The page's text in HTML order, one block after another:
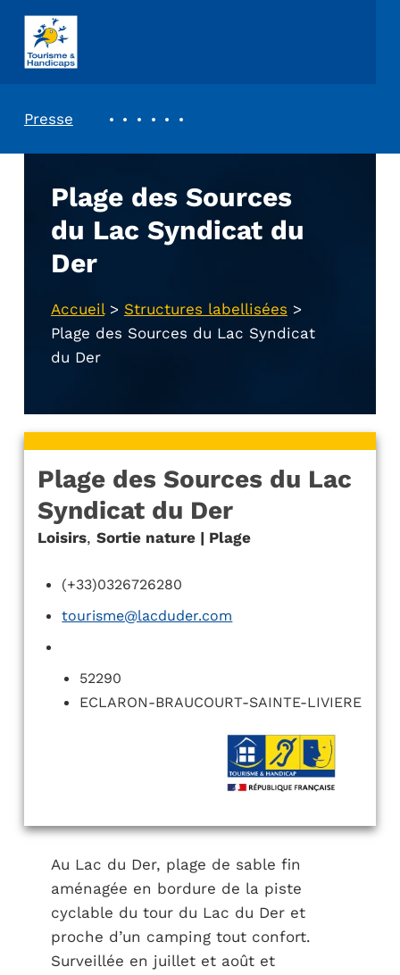
ASSOCIATION TOURISME ET HANDICAPS
Presse
Plage des Sources
du Lac Syndicat du
Der
Accueil> Structures labellisées >
Plage des Sources du Lac Syndicat
du Der
Plage des Sources du Lac
Syndicat du Der
Loisirs, Sortie nature | Plage
(+33)0326726280
tourisme@lacduder.com
52290
ECLARON-BRAUCOURT-SAINTE-LIVIERE
Au Lac du Der, plage de sable fin
aménagée en bordure de la piste
cyclable du tour du Lac du Der et
proche d’un camping tout confort.
Surveillée en juillet et août et